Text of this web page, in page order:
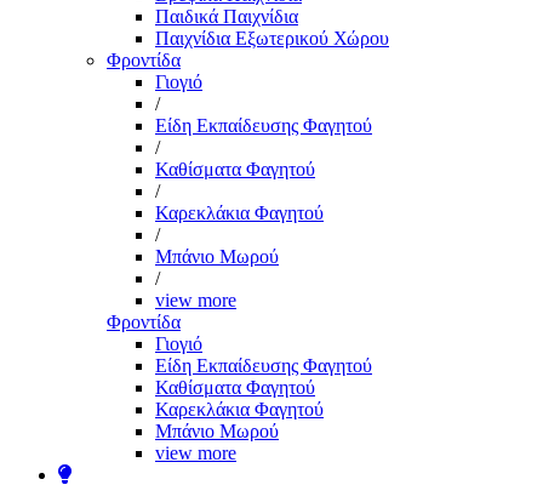
Παιδικά Παιχνίδια
Παιχνίδια Εξωτερικού Χώρου
Φροντίδα
Γιογιό
/
Είδη Εκπαίδευσης Φαγητού
/
Καθίσματα Φαγητού
/
Καρεκλάκια Φαγητού
/
Μπάνιο Μωρού
/
view more
Φροντίδα
Γιογιό
Είδη Εκπαίδευσης Φαγητού
Καθίσματα Φαγητού
Καρεκλάκια Φαγητού
Μπάνιο Μωρού
view more